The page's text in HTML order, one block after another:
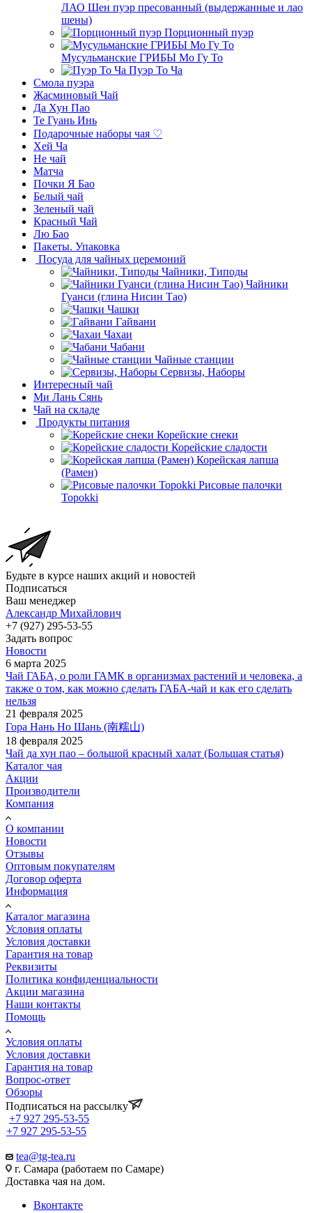
ЛАО Шен пуэр пресованный (выдержанные и лао
шены)
Порционный пуэр
Мусульманские ГРИБЫ Мо Гу То
Пуэр То Ча
Смола пуэра
Жасминовый Чай
Да Хун Пао
Те Гуань Инь
Подарочные наборы чая ♡
Хей Ча
Не чай
Матча
Почки Я Бао
Белый чай
Зеленый чай
Красный Чай
Лю Бао
Пакеты. Упаковка
Посуда для чайных церемоний
Чайники, Типоды
Чайники
Гуанси (глина Нисин Тао)
Чашки
Гайвани
Чахаи
Чабани
Чайные станции
Сервизы, Наборы
Интересный чай
Ми Лань Сянь
Чай на складе
Продукты питания
Корейские снеки
Корейские сладости
Корейская лапша
(Рамен)
Рисовые палочки
Topokki
Будьте в курсе наших акций и новостей
Подписаться
Ваш менеджер
Александр Михайлович
+7 (927) 295-53-55
Задать вопрос
Новости
6 марта 2025
Чай ГАБА, о роли ГАМК в организмах растений и человека, а
также о том, как можно сделать ГАБА-чай и как его сделать
нельзя
21 февраля 2025
Гора Нань Но Шань (南糯山)
18 февраля 2025
Чай да хун пао – большой красный халат (Большая статья)
Каталог чая
Акции
Производители
Компания
О компании
Новости
Отзывы
Оптовым покупателям
Договор оферта
Информация
Каталог магазина
Условия оплаты
Условия доставки
Гарантия на товар
Реквизиты
Политика конфиденциальности
Акции магазина
Наши контакты
Помощь
Условия оплаты
Условия доставки
Гарантия на товар
Вопрос-ответ
Обзоры
Подписаться на рассылку
+7 927 295-53-55
+7 927 295-53-55
tea@tg-tea.ru
г. Самара (работаем по Самаре)
Доставка чая на дом.
Вконтакте